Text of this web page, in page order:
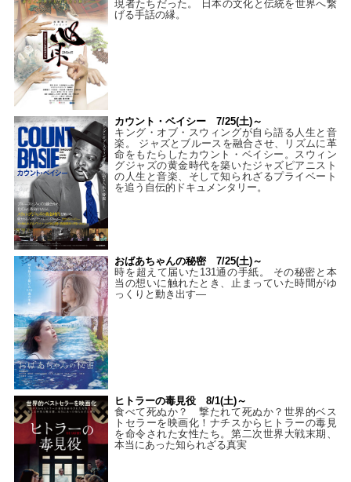
現者たちだった。 日本の文化と伝統を世界へ繋
げる手話の縁。
カウント・ベイシー 7/25(土)～
キング・オブ・スウィングが自ら語る人生と音
楽。 ジャズとブルースを融合させ、リズムに革
命をもたらしたカウント・ベイシー。スウィン
グジャズの黄金時代を築いたジャズピアニスト
の人生と音楽、そして知られざるプライベート
を追う自伝的ドキュメンタリー。
おばあちゃんの秘密 7/25(土)～
時を超えて届いた131通の手紙。 その秘密と本
当の想いに触れたとき、止まっていた時間がゆ
っくりと動き出す―
ヒトラーの毒見役 8/1(土)～
食べて死ぬか？ 撃たれて死ぬか？世界的ベス
トセラーを映画化！ナチスからヒトラーの毒見
を命令された女性たち。第二次世界大戦末期、
本当にあった知られざる真実